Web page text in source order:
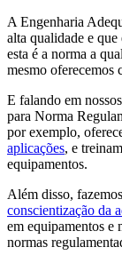
A Engenharia
alta qualidade e
esta é a norma a
mesmo oferecemos
E falando em
para Norma
por exemplo,
aplicações, e
equipamentos.
Além disso,
conscientização da
em equipamentos e
normas